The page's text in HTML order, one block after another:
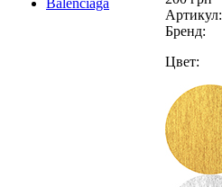
Артикул:
Бренд:
Цвет: